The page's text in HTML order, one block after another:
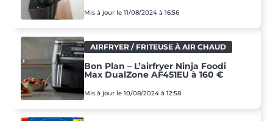
Mis à jour le 11/08/2024 à 16:56
AIRFRYER / FRITEUSE À AIR CHAUD
Bon Plan – L’airfryer Ninja Foodi
Max DualZone AF451EU à 160 €
Mis à jour le 10/08/2024 à 12:58